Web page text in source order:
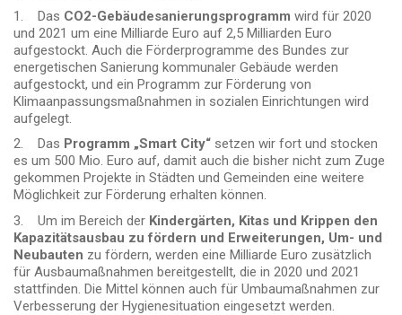
1. Das CO2-Gebäudesanierungsprogramm wird für 2020
und 2021 um eine Milliarde Euro auf 2,5 Milliarden Euro
aufgestockt. Auch die Förderprogramme des Bundes zur
energetischen Sanierung kommunaler Gebäude werden
aufgestockt, und ein Programm zur Förderung von
Klimaanpassungsmaßnahmen in sozialen Einrichtungen wird
aufgelegt.
2. Das Programm „Smart City“ setzen wir fort und stocken
es um 500 Mio. Euro auf, damit auch die bisher nicht zum Zuge
gekommen Projekte in Städten und Gemeinden eine weitere
Möglichkeit zur Förderung erhalten können.
3. Um im Bereich der Kindergärten, Kitas und Krippen den
Kapazitätsausbau zu fördern und Erweiterungen, Um- und
Neubauten zu fördern, werden eine Milliarde Euro zusätzlich
für Ausbaumaßnahmen bereitgestellt, die in 2020 und 2021
stattfinden. Die Mittel können auch für Umbaumaßnahmen zur
Verbesserung der Hygienesituation eingesetzt werden.